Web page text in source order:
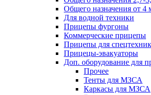
Общего назначения от
Для водной техники
Прицепы фургоны
Коммерческие прицепы
Прицепы для
Прицецы-эвакуаторы
Доп. оборудование для
Прочее
Тенты для МЗСА
Каркасы для МЗСА